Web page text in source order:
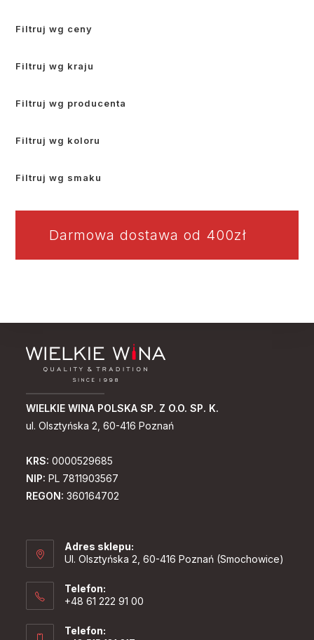
Filtruj wg ceny
Filtruj wg kraju
Filtruj wg producenta
Filtruj wg koloru
Filtruj wg smaku
Darmowa dostawa od 400zł
WIELKIE WINA POLSKA SP. Z O.O. SP. K.
ul. Olsztyńska 2, 60-416 Poznań
KRS: 0000529685
NIP: PL 7811903567
REGON: 360164702
Adres sklepu:
Ul. Olsztyńska 2, 60-416 Poznań (Smochowice)
Telefon:
+48 61 222 91 00
Telefon: